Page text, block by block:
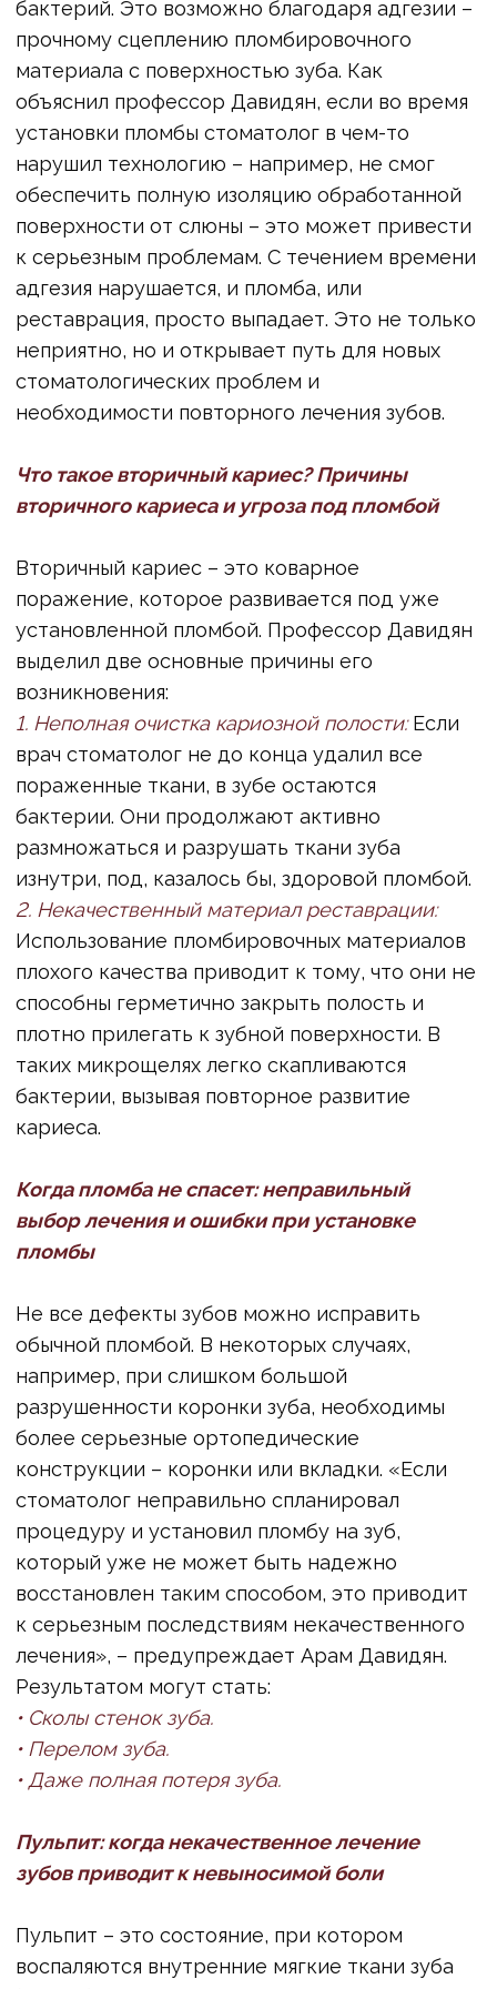
выбор лечения и ошибки при установке
пломбы
Не все дефекты зубов можно исправить
обычной пломбой. В некоторых случаях,
например, при слишком большой
более серьезные ортопедические
конструкции – коронки или вкладки. «Если
стоматолог неправильно спланировал
процедуру и установил пломбу на зуб,
который уже не может быть надежно
восстановлен таким способом, это приводит
лечения», – предупреждает Арам Давидян.
Результатом могут стать:
• Сколы стенок зуба.
• Даже полная потеря зуба.
зубов приводит к невыносимой боли
(пульпа), где находятся нервы и кровеносные
сосуды. Если кариес достиг нерва, а
диагностика перед лечением была неполной
или корневой канал обработан недостаточно
качественно, внутри могут остаться
бактерии. Эти бактерии вызывают
пульпиту. По словам профессора Давидяна,
это очень неприятное и опасное
заболевание, которое требует немедленного
лечения.
Основные симптомы пульпита:
• Высокая чувствительность зуба при
прикосновении к нему.
• Отек и покраснение десны вокруг больного
• Пульсирующая или острая зубная боль,
невыносимая.
• Возможное образование абсцесса.
Периодонтит и пародонтит: опасные
последствия некачественного
эндодонтического лечения
Некачественное эндодонтическое лечение
значительно увеличивает риск развития
таких заболеваний, как периодонтит и
пародонтит. Инфекция может
распространяться в глубокие слои тканей
костная ткань, удерживающая зуб в челюсти.
Если вовремя не начать лечение,
последствия могут быть еще печальнее,
вплоть до:
• Развития серьезных инфекционных
состояний, таких как флегмона ротовой
полости (разлитое гнойное воспаление) или
периостит (воспаление надкостницы),
которые требуют сложного хирургического
вмешательства и могут иметь серьезные
Перфорация корня зуба: фатальные ошибки
стоматолога без микроскопа
Работа внутри зуба, особенно с корневыми
каналами, требует ювелирной точности.
Профессор Давидян подчеркивает, что без
использования стоматологического
микроскопа и постоянного визуального
контроля за процессом, риск ошибок
стоматолога значительно возрастает. Одним
перфорация корня или дна полости зуба –
случайное образование отверстия, которое
может привести к необратимым
необходимо максимально быстро и
качественно, что часто требует повторного,
более сложного лечения.